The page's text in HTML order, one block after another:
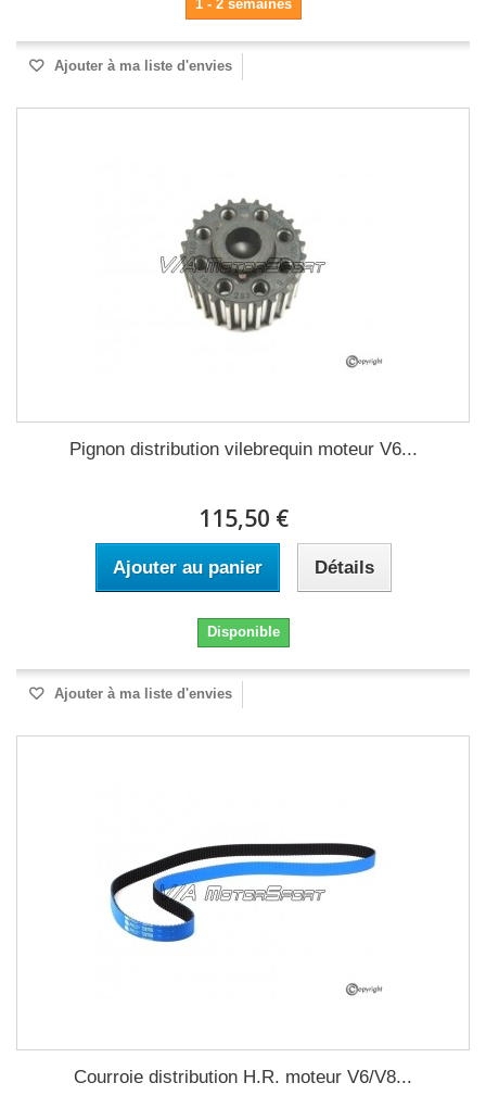
1 - 2 semaines
Ajouter à ma liste d'envies
Pignon distribution vilebrequin moteur V6...
115,50 €
Ajouter au panier Détails
Disponible
Ajouter à ma liste d'envies
Courroie distribution H.R. moteur V6/V8...